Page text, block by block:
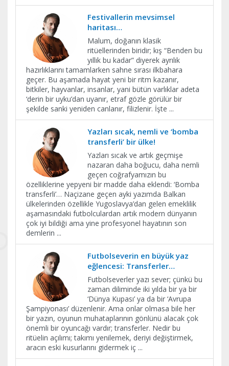
Festivallerin mevsimsel
haritası…
Malum, doğanın klasik
ritüellerinden biridir; kış “Benden bu
yıllık bu kadar” diyerek ayrılık
hazırlıklarını tamamlarken sahne sırası ilkbahara
geçer. Bu aşamada hayat yeni bir ritm kazanır,
bitkiler, hayvanlar, insanlar, yani bütün varlıklar adeta
‘derin bir uyku’dan uyanır, etraf gözle görülür bir
şekilde sanki yeniden canlanır, filizlenir. İşte ...
Yazları sıcak, nemli ve ‘bomba
transferli’ bir ülke!
Yazları sıcak ve artık geçmişe
nazaran daha boğucu, daha nemli
geçen coğrafyamızın bu
özelliklerine yepyeni bir madde daha eklendi: ‘Bomba
transferli’… Naçizane geçen ayki yazımda Balkan
ülkelerinden özellikle Yugoslavya’dan gelen emeklilik
aşamasındaki futbolculardan artık modern dünyanın
çok iyi bildiği ama yine profesyonel hayatının son
demlerin ...
Futbolseverin en büyük yaz
eğlencesi: Transferler…
Futbolseverler yazı sever; çünkü bu
zaman diliminde iki yılda bir ya bir
‘Dünya Kupası’ ya da bir ‘Avrupa
Şampiyonası’ düzenlenir. Ama onlar olmasa bile her
bir yazın, oyunun muhataplarının gönlünü alacak çok
önemli bir oyuncağı vardır; transferler. Nedir bu
ritüelin açılımı; takımı yenilemek, deriyi değiştirmek,
aracın eski kusurlarını gidermek iç ...